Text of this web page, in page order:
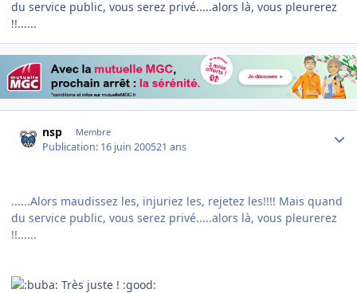
du service public, vous serez privé.....alors là, vous pleurerez
!!......
nsp Membre
Publication: 16 juin 200521 ans
......Alors maudissez les, injuriez les, rejetez les!!!! Mais quand
du service public, vous serez privé.....alors là, vous pleurerez
!!......
Très juste ! :good: